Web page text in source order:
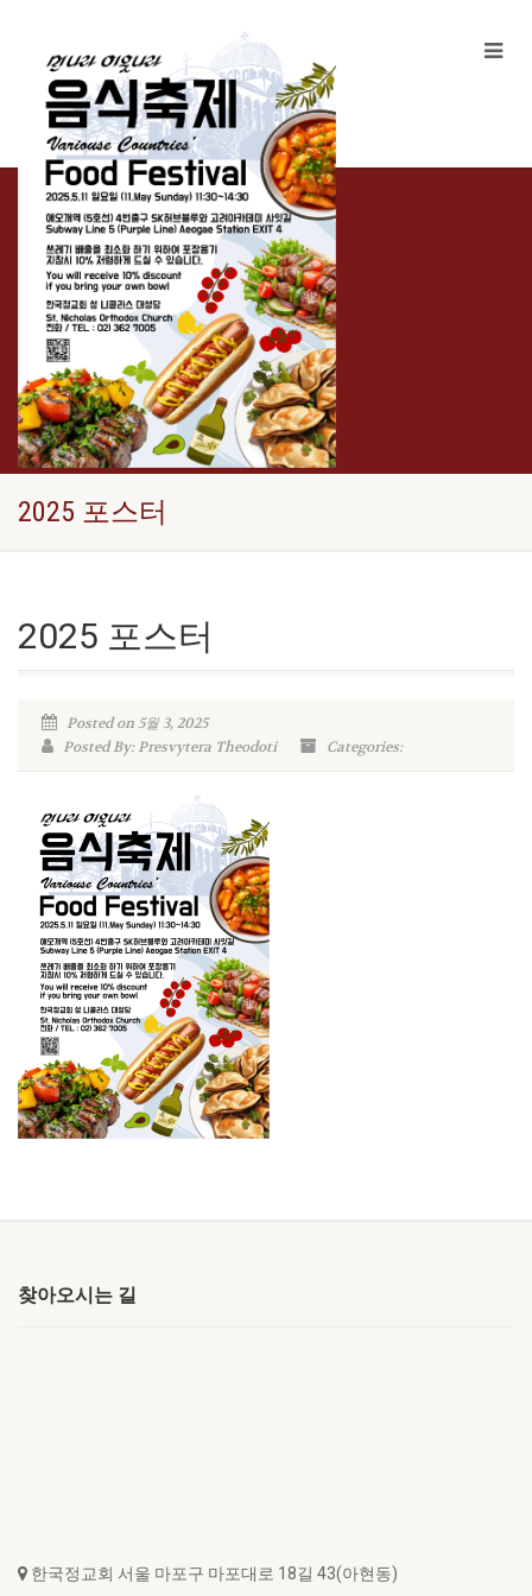
2025 포스터
2025 포스터
Posted on 5월 3, 2025
Posted By: Presvytera Theodoti
Categories:
찾아오시는 길
한국정교회 서울 마포구 마포대로 18길 43(아현동)